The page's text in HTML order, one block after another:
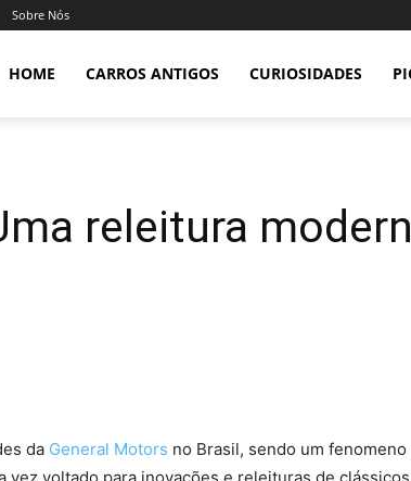
Sobre Nós
HOME CARROS ANTIGOS CURIOSIDADES
releitura
da General Motors no Brasil, sendo um